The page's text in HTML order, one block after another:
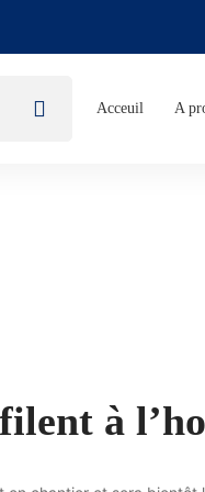
Acceuil A
à